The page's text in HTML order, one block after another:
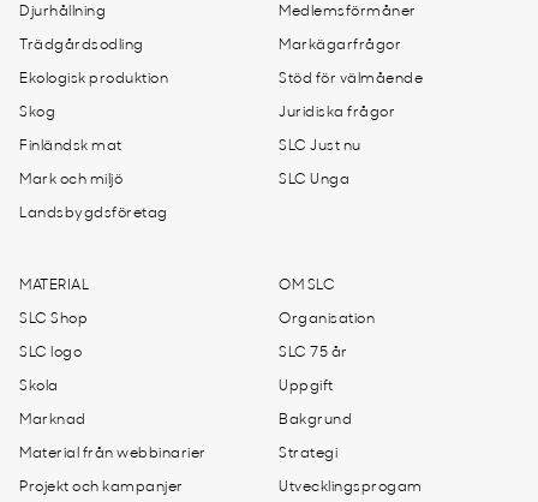
Djurhållning
Trädgårdsodling
Ekologisk produktion
Skog
Finländsk mat
Mark och miljö
Landsbygdsföretag
Medlemsförmåner
Markägarfrågor
Stöd för välmående
Juridiska frågor
SLC Just nu
SLC Unga
MATERIAL
SLC Shop
SLC logo
Skola
Marknad
Material från webbinarier
Projekt och kampanjer
OM SLC
Organisation
SLC 75 år
Uppgift
Bakgrund
Strategi
Utvecklingsprogam